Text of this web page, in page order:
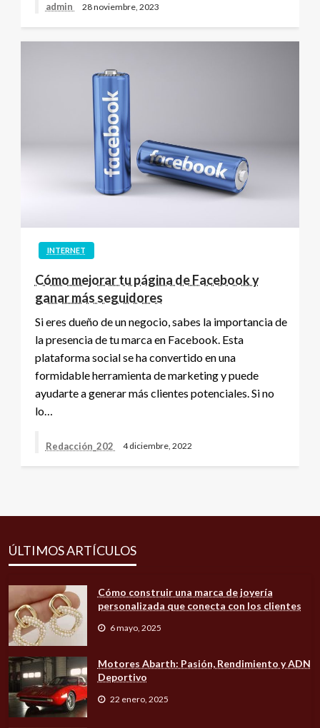
admin 28 noviembre, 2023
INTERNET
Cómo mejorar tu página de Facebook y
ganar más seguidores
Si eres dueño de un negocio, sabes la importancia de
la presencia de tu marca en Facebook. Esta
plataforma social se ha convertido en una
formidable herramienta de marketing y puede
ayudarte a generar más clientes potenciales. Si no
lo…
Redacción_202 4 diciembre, 2022
ÚLTIMOS ARTÍCULOS
Cómo construir una marca de joyería
personalizada que conecta con los clientes
6 mayo, 2025
Motores Abarth: Pasión, Rendimiento y ADN
Deportivo
22 enero, 2025